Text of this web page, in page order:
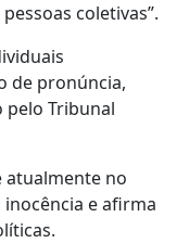
coletivas”.
de pronúncia,
pelo Tribunal
atualmente no
e afirma